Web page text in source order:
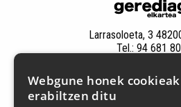
Larrasoloeta, 3
Tel.: 94 681
Webgune honek cookieak
erabiltzen ditu